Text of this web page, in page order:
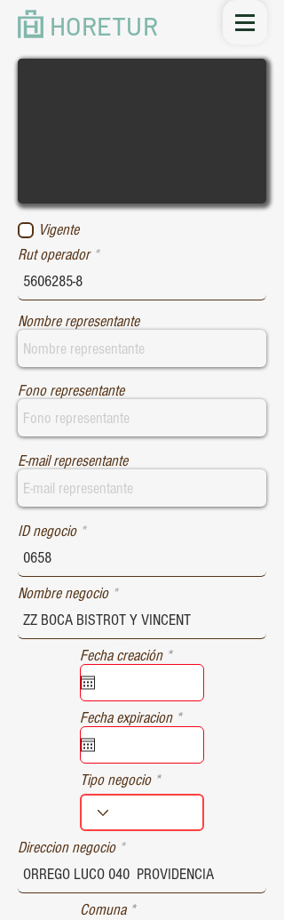
HORETUR
Vigente
Rut operador
Nombre representante
Fono representante
E-mail representante
ID negocio
Nombre negocio
Fecha creación *r
e
u
i
d
Fecha expiracion *r
e
u
r
d
Tipo negocio
Direccion negocio
Comuna